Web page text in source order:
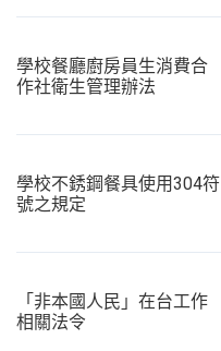
學校餐廳廚房員生消費合
作社衛生管理辦法
學校不銹鋼餐具使用304符
號之規定
「非本國人民」在台工作
相關法令